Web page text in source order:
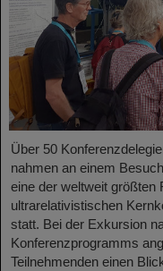
Über 50
nahmen an einem
eine der weltweit größten
ultrarelativistischen
statt. Bei der Exkursion
Konferenzprogramms
Teilnehmenden einen